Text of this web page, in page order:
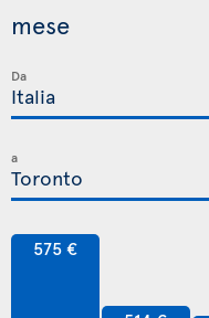
mese
Da
a
575 €